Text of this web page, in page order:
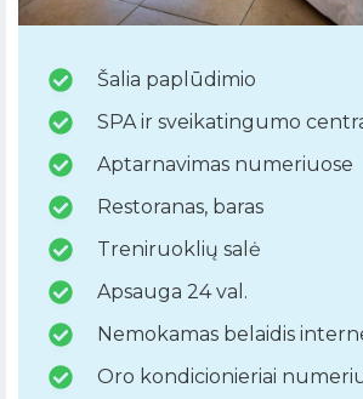
Šalia paplūdimio
SPA ir sveikatingumo
Aptarnavimas numeriuose
Restoranas, baras
Treniruoklių salė
Apsauga 24 val.
Nemokamas belaidis
Oro kondicionieriai